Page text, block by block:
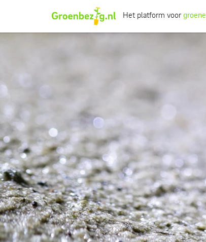
Het platform voor groene
Ik wil iets leren
Groepen of initiatieven
Verhalen uit het veld
Informatie
Over groenbezig
Meld jouw werkgroep of initiatief aan